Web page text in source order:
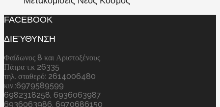
FACEBOOK
ΔΙΕΎΘΥΝΣΗ
Φαίδωνος 8 και Αριστοξένους
Πάτρα τ.κ 26335
τηλ. σταθερό: 2614006480
κιν.:6979589599
6982318258, 6936063987
6936063986, 6970686150